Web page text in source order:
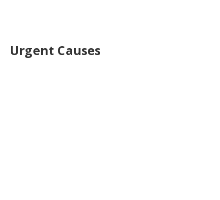
Urgent Causes